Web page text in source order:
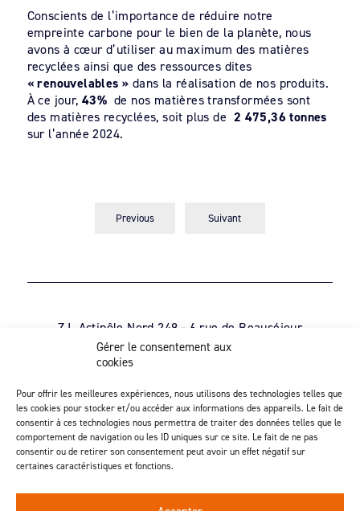
Gérer le consentement aux
cookies
Pour offrir les meilleures expériences, nous utilisons des technologies telles que
les cookies pour stocker et/ou accéder aux informations des appareils. Le fait de
consentir à ces technologies nous permettra de traiter des données telles que le
comportement de navigation ou les ID uniques sur ce site. Le fait de ne pas
consentir ou de retirer son consentement peut avoir un effet négatif sur
certaines caractéristiques et fonctions.
Conscients de l’importance de réduire notre
empreinte carbone pour le bien de la planète, nous
avons à cœur d’utiliser au maximum des matières
recyclées ainsi que des ressources dites
« renouvelables » dans la réalisation de nos produits.
À ce jour, 43% de nos matières transformées sont
des matières recyclées, soit plus de 2 475,36 tonnes
sur l’année 2024.
Previous Suivant
Z.I. Actipôle Nord 249 - 6 rue de Beauséjour
Saint-André-de-la-Marche - 49450 Sèvremoine
Découvrez notre activité d’injection
Suivez-nous